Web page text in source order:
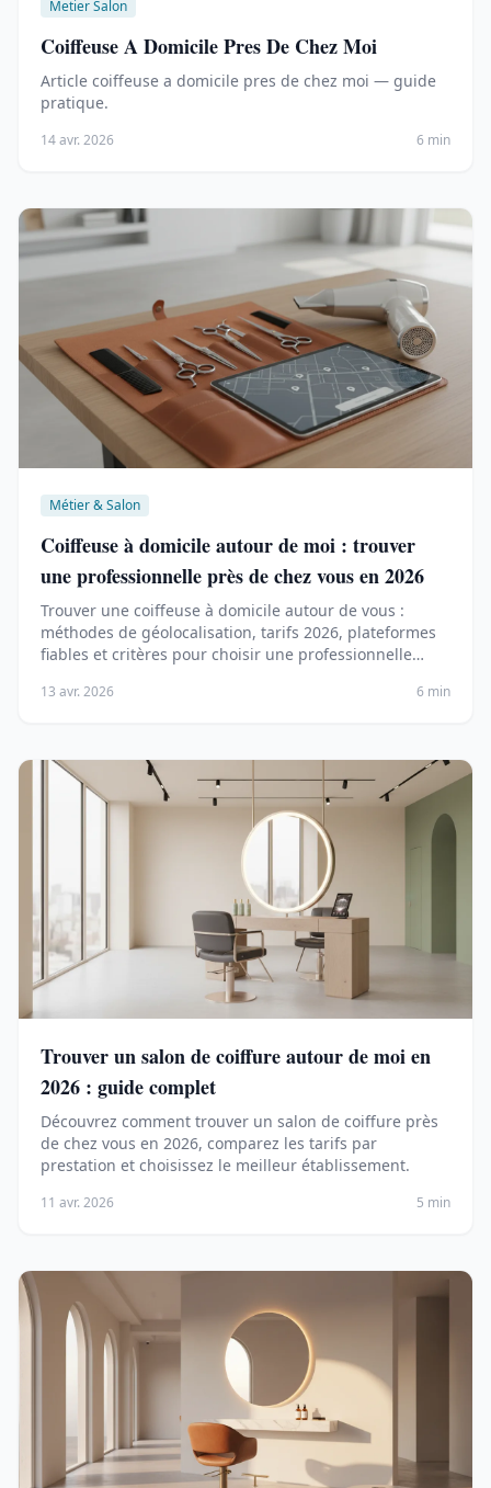
Metier Salon
Coiffeuse A Domicile Pres De Chez Moi
Article coiffeuse a domicile pres de chez moi — guide
pratique.
14 avr. 2026 6 min
Métier & Salon
Coiffeuse à domicile autour de moi : trouver
une professionnelle près de chez vous en 2026
Trouver une coiffeuse à domicile autour de vous :
méthodes de géolocalisation, tarifs 2026, plateformes
fiables et critères pour choisir une professionnelle
13 avr. 2026 6 min
Trouver un salon de coiffure autour de moi en
2026 : guide complet
Découvrez comment trouver un salon de coiffure près
de chez vous en 2026, comparez les tarifs par
prestation et choisissez le meilleur établissement.
11 avr. 2026 5 min